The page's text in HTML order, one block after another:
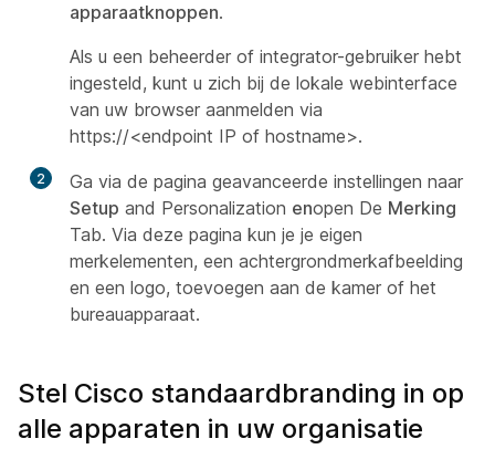
apparaatknoppen.
Als u een beheerder of integrator-gebruiker hebt
ingesteld, kunt u zich bij de lokale webinterface
van uw browser aanmelden via
https://<endpoint IP of hostname>.
2
Ga via de pagina geavanceerde instellingen naar
Setup and Personalization enopen De Merking
Tab. Via deze pagina kun je je eigen
merkelementen, een achtergrondmerkafbeelding
en een logo, toevoegen aan de kamer of het
bureauapparaat.
Stel Cisco standaardbranding in op
alle apparaten in uw organisatie